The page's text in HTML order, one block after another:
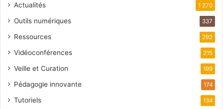
Actualités 1 270
Outils numériques 337
Ressources 292
Vidéoconférences 215
Veille et Curation 199
Pédagogie innovante 174
Tutoriels 134